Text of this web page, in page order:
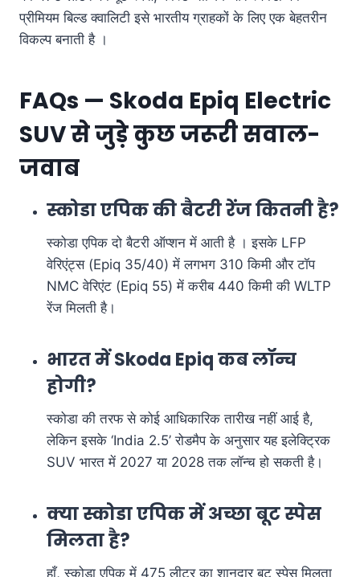
प्रीमियम बिल्ड क्वालिटी इसे भारतीय ग्राहकों के लिए एक बेहतरीन
विकल्प बनाती है ।
FAQs — Skoda Epiq Electric
SUV से जुड़े कुछ जरूरी सवाल-
जवाब
स्कोडा एपिक की बैटरी रेंज कितनी है?
स्कोडा एपिक दो बैटरी ऑप्शन में आती है । इसके LFP
वेरिएंट्स (Epiq 35/40) में लगभग 310 किमी और टॉप
NMC वेरिएंट (Epiq 55) में करीब 440 किमी की WLTP
रेंज मिलती है।
भारत में Skoda Epiq कब लॉन्च
होगी?
स्कोडा की तरफ से कोई आधिकारिक तारीख नहीं आई है,
लेकिन इसके ‘India 2.5’ रोडमैप के अनुसार यह इलेक्ट्रिक
SUV भारत में 2027 या 2028 तक लॉन्च हो सकती है।
क्या स्कोडा एपिक में अच्छा बूट स्पेस
मिलता है?
हाँ, स्कोडा एपिक में 475 लीटर का शानदार बूट स्पेस मिलता